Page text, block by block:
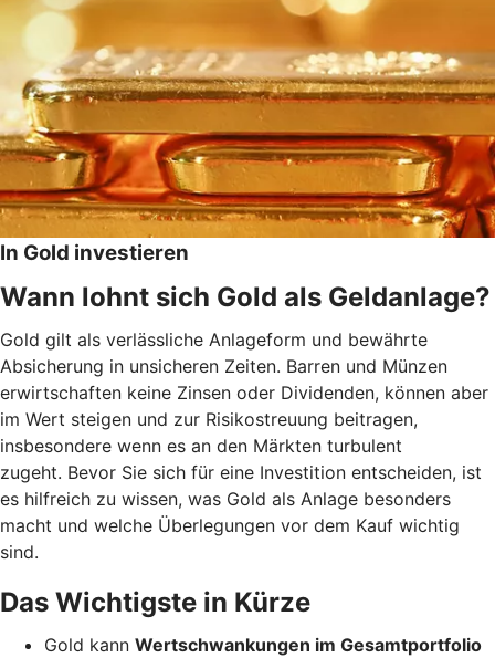
In Gold investieren
Wann lohnt sich Gold als Geldanlage?
Gold gilt als verlässliche Anlageform und bewährte
Absicherung in unsicheren Zeiten. Barren und Münzen
erwirtschaften keine Zinsen oder Dividenden, können aber
im Wert steigen und zur Risikostreuung beitragen,
insbesondere wenn es an den Märkten turbulent
zugeht. Bevor Sie sich für eine Investition entscheiden, ist
es hilfreich zu wissen, was Gold als Anlage besonders
macht und welche Überlegungen vor dem Kauf wichtig
sind.
Das Wichtigste in Kürze
Gold kann Wertschwankungen im Gesamtportfolio